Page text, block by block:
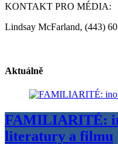
KONTAKT PRO MÉDIA:
Lindsay McFarland, (443)
Aktuálně
FAMILIARITÉ:
literatury a filmu